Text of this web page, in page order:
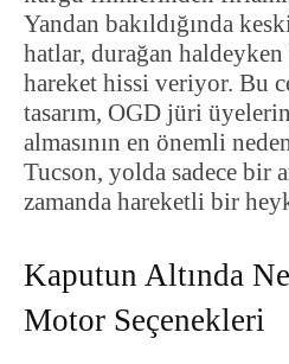
Yandan bakıldığında
hatlar, durağan
hareket hissi veriyor. Bu
tasarım, OGD jüri
almasının en önemli
Tucson, yolda sadece bir
zamanda hareketli bir
Kaputun Altında
Motor Seçenekleri